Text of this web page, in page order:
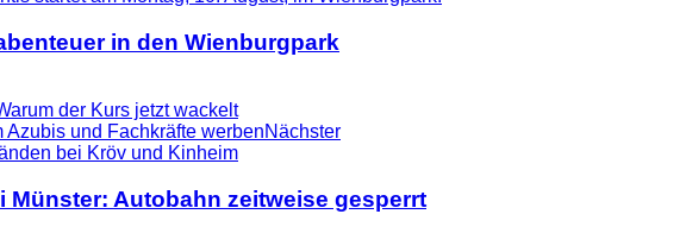
in den Wienburgpark
der Kurs jetzt wackelt
und Fachkräfte werbenNächster
Münster: Autobahn zeitweise gesperrt